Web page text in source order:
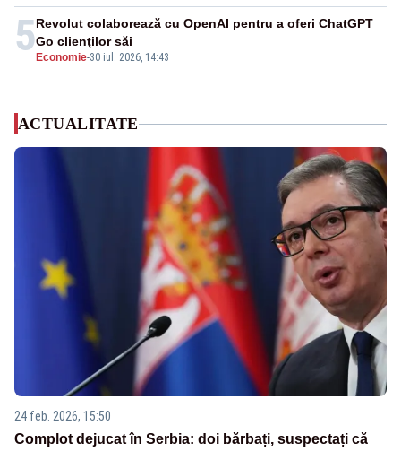
5 Economie-30 iul. 2026, 14:43
Revolut colaborează cu OpenAI pentru a oferi ChatGPT
Go clienţilor săi
ACTUALITATE
24 feb. 2026, 15:50
Complot dejucat în Serbia: doi bărbați, suspectați că